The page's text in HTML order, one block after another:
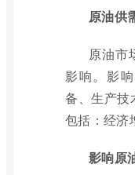
原油供
原油市
影响。影
备、生产技
包括：经济
影响原